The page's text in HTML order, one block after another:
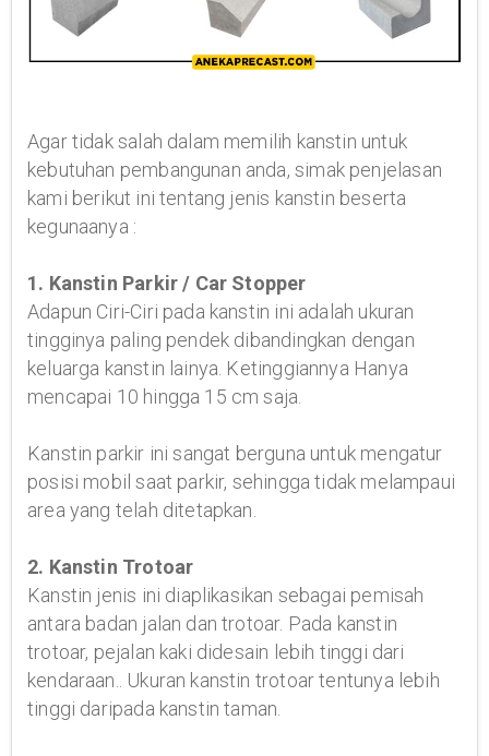
Agar tidak salah dalam memilih kanstin untuk
kebutuhan pembangunan anda, simak penjelasan
kami berikut ini tentang jenis kanstin beserta
kegunaanya :
1. Kanstin Parkir / Car Stopper
Adapun Ciri-Ciri pada kanstin ini adalah ukuran
tingginya paling pendek dibandingkan dengan
keluarga kanstin lainya. Ketinggiannya Hanya
mencapai 10 hingga 15 cm saja.
Kanstin parkir ini sangat berguna untuk mengatur
posisi mobil saat parkir, sehingga tidak melampaui
area yang telah ditetapkan.
2. Kanstin Trotoar
Kanstin jenis ini diaplikasikan sebagai pemisah
antara badan jalan dan trotoar. Pada kanstin
trotoar, pejalan kaki didesain lebih tinggi dari
kendaraan.. Ukuran kanstin trotoar tentunya lebih
tinggi daripada kanstin taman.